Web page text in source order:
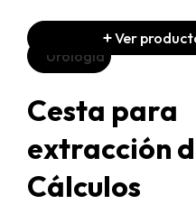
Urología
Cesta para
extracción
Cálculos
Ver